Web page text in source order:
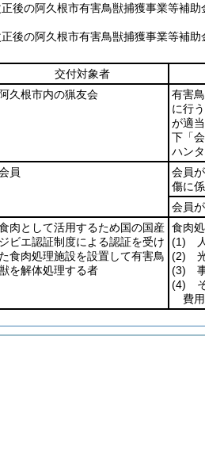
後の阿久根市有害鳥獣捕獲事業等補
後の阿久根市有害鳥獣捕獲事業等補
交付対象者
阿久根市内の猟友会
有害
に行
が適
下「
ハン
員
会員
傷に
会員
肉として活用するため国の国産
ジビエ認証制度による認証を受け
た食肉処理施設を設置して有害鳥
を解体処理する者
食肉
(1)
(2)
(3)
(4)
費用